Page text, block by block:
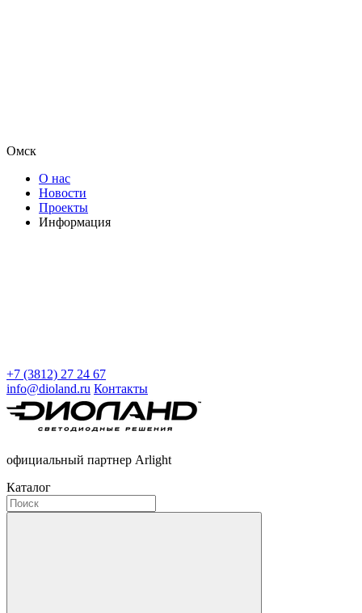
Омск
О нас
Новости
Проекты
Информация
+7 (3812) 27 24 67
info@dioland.ru Контакты
официальный партнер Arlight
Каталог